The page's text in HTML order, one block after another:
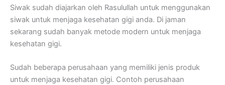
Siwak sudah diajarkan oleh Rasulullah untuk menggunakan
siwak untuk menjaga kesehatan gigi anda. Di jaman
sekarang sudah banyak metode modern untuk menjaga
kesehatan gigi.
Sudah beberapa perusahaan yang memiliki jenis produk
untuk menjaga kesehatan gigi. Contoh perusahaan